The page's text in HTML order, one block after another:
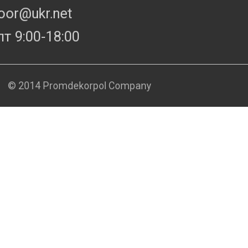
9:00-18:00
© 2014 Promdekorpol Company